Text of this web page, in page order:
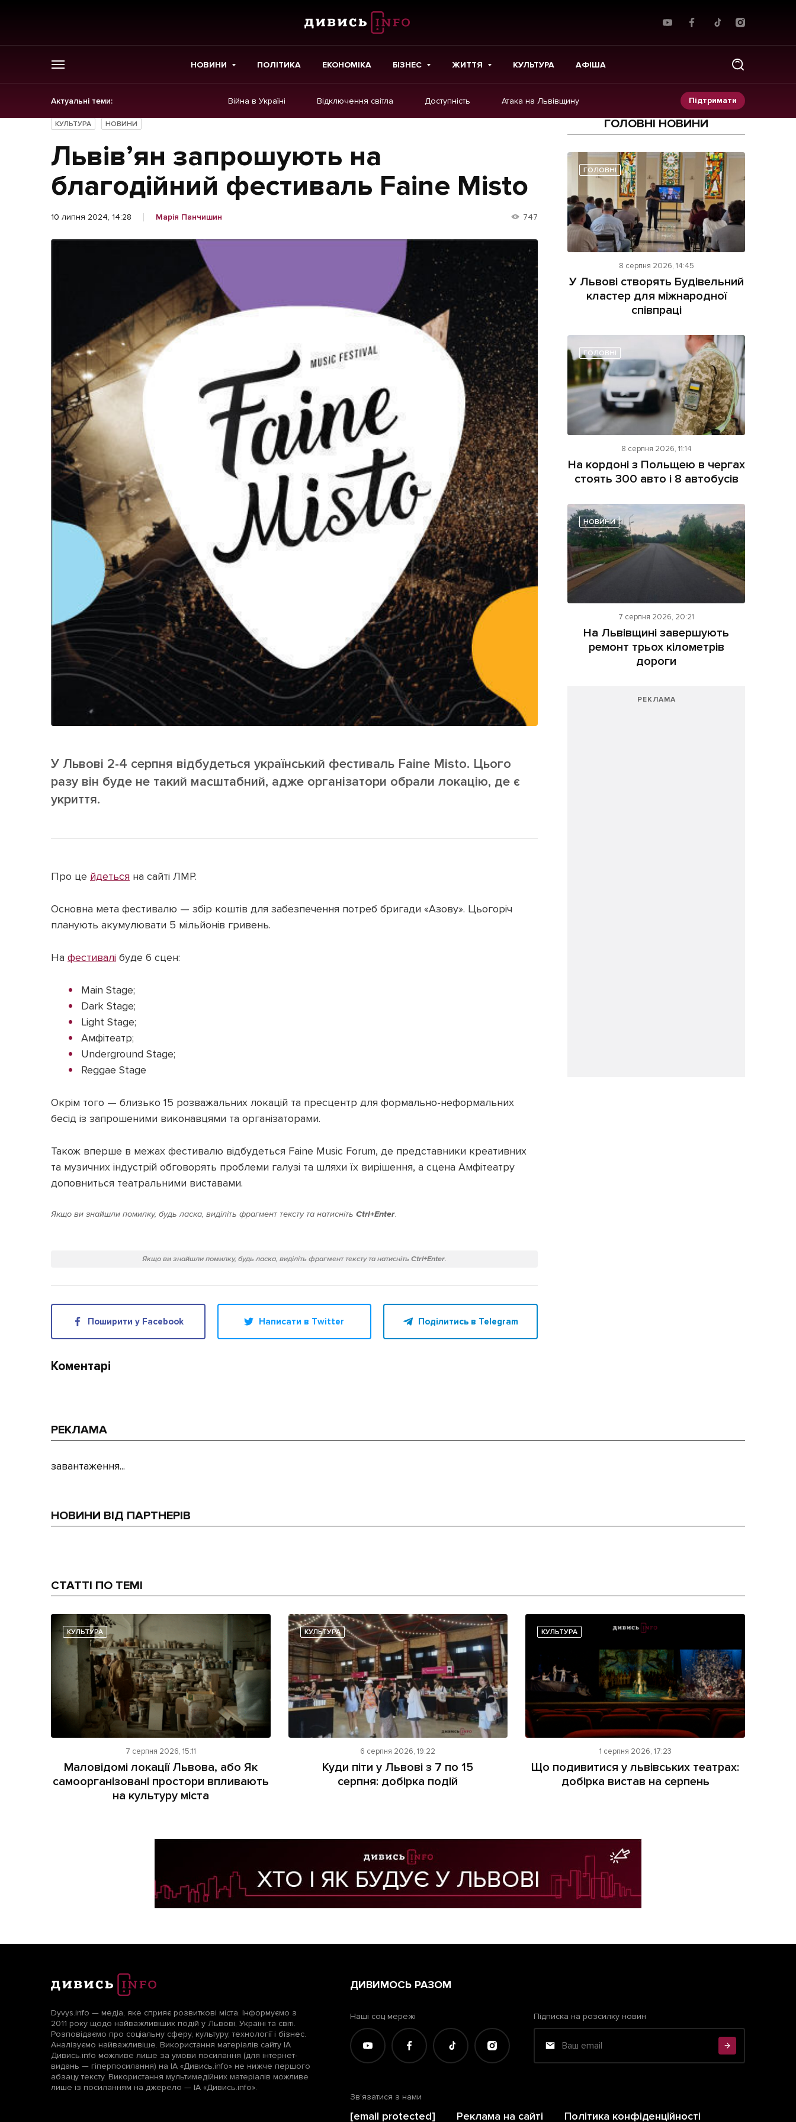
НОВИНИ ПОЛІТИКА ЕКОНОМІКА БІЗНЕС ЖИТТЯ КУЛЬТУРА АФІША
Актуальні теми: Війна в Україні Відключення світла Доступність Атака на Львівщину Підтримати
ГОЛОВНЕ
Новини
Політика
Економіка
Бізнес
Культура
Афіша
Репортаж
Ініціативи
Лонгріди
Прес-релізи
Фото/Відео
Made in Lviv
[email protected]
Реклама на сайті
Політика конфіденційності
КУЛЬТУРА НОВИНИ
Львів’ян запрошують на
благодійний фестиваль Faine Misto
10 липня 2024, 14:28 Марія Панчишин 747
У Львові 2-4 серпня відбудеться український фестиваль Faine Misto. Цього
разу він буде не такий масштабний, адже організатори обрали локацію, де є
укриття.
Про це йдеться на сайті ЛМР.
Основна мета фестивалю — збір коштів для забезпечення потреб бригади «Азову». Цьогоріч
планують акумулювати 5 мільйонів гривень.
На фестивалі буде 6 сцен:
Main Stage;
Dark Stage;
Light Stage;
Амфітеатр;
Underground Stage;
Reggae Stage
Окрім того — близько 15 розважальних локацій та пресцентр для формально-неформальних
бесід із запрошеними виконавцями та організаторами.
Також вперше в межах фестивалю відбудеться Faine Music Forum, де представники креативних
та музичних індустрій обговорять проблеми галузі та шляхи їх вирішення, а сцена Амфітеатру
доповниться театральними виставами.
Якщо ви знайшли помилку, будь ласка, виділіть фрагмент тексту та натисніть Ctrl+Enter.
Якщо ви знайшли помилку, будь ласка, виділіть фрагмент тексту та натисніть Ctrl+Enter.
Поширити у Facebook Написати в Twitter Поділитись в Telegram
Коментарі
ГОЛОВНІ НОВИНИ
ГОЛОВНІ
8 серпня 2026, 14:45
У Львові створять Будівельний
кластер для міжнародної
співпраці
ГОЛОВНІ
8 серпня 2026, 11:14
На кордоні з Польщею в чергах
стоять 300 авто і 8 автобусів
НОВИНИ
7 серпня 2026, 20:21
На Львівщині завершують
ремонт трьох кілометрів
дороги
РЕКЛАМА
РЕКЛАМА
завантаження...
НОВИНИ ВІД ПАРТНЕРІВ
СТАТТІ ПО ТЕМІ
КУЛЬТУРА
7 серпня 2026, 15:11
Маловідомі локації Львова, або Як
самоорганізовані простори впливають
на культуру міста
КУЛЬТУРА
6 серпня 2026, 19:22
Куди піти у Львові з 7 по 15
серпня: добірка подій
КУЛЬТУРА
1 серпня 2026, 17:23
Що подивитися у львівських театрах:
добірка вистав на серпень
Dyvys.info — медіа, яке сприяє розвиткові міста. Інформуємо з
2011 року щодо найважливіших подій у Львові, Україні та світі.
Розповідаємо про соціальну сферу, культуру, технології і бізнес.
Аналізуємо найважливіше. Використання матеріалів сайту ІА
Дивись.info можливе лише за умови посилання (для інтернет-
видань — гіперпосилання) на ІА «Дивись.info» не нижче першого
абзацу тексту. Використання мультимедійних матеріалів можливе
лише із посиланням на джерело — ІА «Дивись.info».
ДИВИМОСЬ РАЗОМ
Наші соц мережі Підписка на розсилку новин
Зв'язатися з нами
[email protected] Реклама на сайті Політика конфіденційності